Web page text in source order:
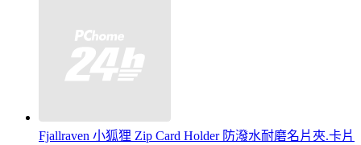
Fjallraven 小狐狸 Zip Card Holder 防潑水耐磨名片夾.卡片